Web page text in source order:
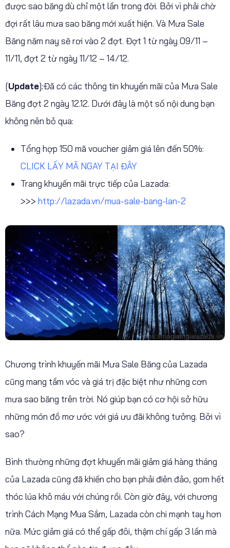
được sao băng dù chỉ một lần trong đời. Bởi vì phải chờ
đợi rất lâu mưa sao băng mới xuất hiện. Và Mưa Sale
Băng năm nay sẽ rơi vào 2 đợt. Đợt 1 từ ngày 09/11 –
11/11, đợt 2 từ ngày 11/12 – 14/12.
[Update]:Đã có các thông tin khuyến mãi của Mưa Sale
Băng đợt 2 ngày 12.12. Dưới đây là một số nội dung bạn
không nên bỏ qua:
Tổng hợp 150 mã voucher giảm giá lên đến 50%:
CLICK LẤY MÃ NGAY TẠI ĐÂY
Trang khuyến mãi trực tiếp của Lazada:
>>> http://lazada.vn/mua-sale-bang-lan-2
Chương trình khuyến mãi Mưa Sale Băng của Lazada
cũng mang tầm vóc và giá trị đặc biệt như những cơn
mưa sao băng trên trời. Nó giúp bạn có cơ hội sở hữu
những món đồ mơ ước với giá ưu đãi không tưởng. Bởi vì
sao?
Bình thường những đợt khuyến mãi giảm giá hàng tháng
của Lazada cũng đã khiến cho bạn phải điên đảo, gom hết
thóc lúa khô máu với chúng rồi. Còn giờ đây, với chương
trình Cách Mạng Mua Sắm, Lazada còn chi mạnh tay hơn
nữa. Mức giảm giá có thể gấp đôi, thậm chí gấp 3 lần mà